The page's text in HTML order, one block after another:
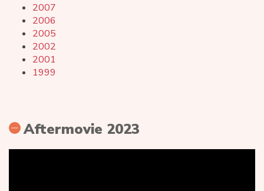
2007
2006
2005
2002
2001
1999
Aftermovie 2023